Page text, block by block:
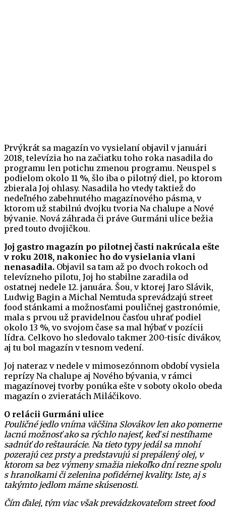
Prvýkrát sa magazín vo vysielaní objavil v januári
2018, televízia ho na začiatku toho roka nasadila do
programu len potichu zmenou programu. Neuspel s
podielom okolo 11 %, šlo iba o pilotný diel, po ktorom
zbierala Joj ohlasy. Nasadila ho vtedy taktiež do
nedeľného zabehnutého magazínového pásma, v
ktorom už stabilnú dvojku tvoria Na chalupe a Nové
bývanie. Nová záhrada či práve Gurmáni ulice bežia
pred touto dvojičkou.
Joj gastro magazín po pilotnej časti nakrúcala ešte
v roku 2018, nakoniec ho do vysielania vlani
nenasadila. Objavil sa tam až po dvoch rokoch od
televízneho pilotu, Joj ho stabilne zaradila od
ostatnej nedele 12. januára. Šou, v ktorej Jaro Slávik,
Ludwig Bagin a Michal Nemtuda sprevádzajú street
food stánkami a možnosťami pouličnej gastronómie,
mala s prvou už pravidelnou časťou uhrať podiel
okolo 13 %, vo svojom čase sa mal hýbať v pozícii
lídra. Celkovo ho sledovalo takmer 200-tisíc divákov,
aj tu bol magazín v tesnom vedení.
Joj nateraz v nedele v mimosezónnom období vysiela
reprízy Na chalupe aj Nového bývania, v rámci
magazínovej tvorby ponúka ešte v soboty okolo obeda
magazín o zvieratách Miláčikovo.
O relácii Gurmáni ulice
Pouličné jedlo vníma väčšina Slovákov len ako pomerne
lacnú možnosť ako sa rýchlo najesť, keď si nestíhame
sadnúť do reštaurácie. Na tieto typy jedál sa mnohí
pozerajú cez prsty a predstavujú si prepálený olej, v
ktorom sa bez výmeny smažia niekoľko dní rezne spolu
s hranolkami či zelenina pofidérnej kvality. Iste, aj s
takýmto jedlom máme skúsenosti.
Čím ďalej, tým viac však prevádzkovateľom street food